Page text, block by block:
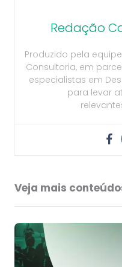
Redação
Produzido pela
Consultoria, em
especialistas em
para levar
Veja mais